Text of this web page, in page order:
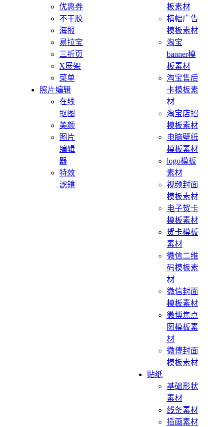
优惠券
不干胶
海报
易拉宝
三折页
X展架
菜单
照片编辑
在线
抠图
美颜
图片
编辑
器
特效
滤镜
板素材
横幅广告
模板素材
淘宝
banner模
板素材
淘宝售后
卡模板素
材
淘宝店招
模板素材
电脑壁纸
模板素材
logo模板
素材
视频封面
模板素材
电子贺卡
模板素材
贺卡模板
素材
微信二维
码模板素
材
微信封面
模板素材
微博焦点
图模板素
材
微博封面
模板素材
贴纸
基础形状
素材
线条素材
插画素材